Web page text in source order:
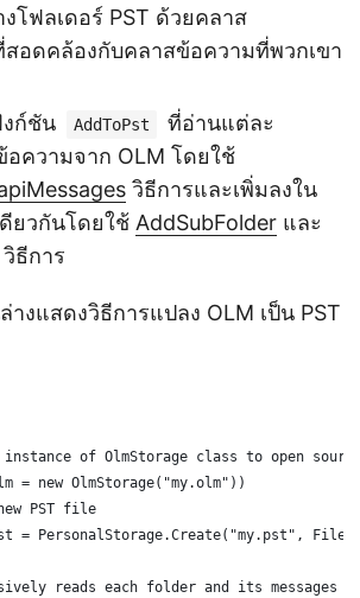
โฟลเดอร์ PST ด้วยคลาส
สอดคล้องกับคลาสข้อความที่พวกเขา
ก์ชัน
AddToPst
ที่อ่านแต่ละ
อความจาก OLM โดยใช้
วิธีการและเพิ่มลงใน
ยวกันโดยใช้ AddSubFolder และ
วิธีการ
งแสดงวิธีการแปลง OLM เป็น PST
of OlmStorage class to open source
= new OlmStorage("my.olm"))
PST file
= PersonalStorage.Create("my.pst",
reads each folder and its messages